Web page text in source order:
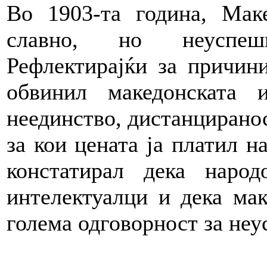
Во 1903-та година,
славно, но
Рефлектирајќи за
обвинил македонската
неединство,
за кои цената ја платил
констатирал дека
интелектуалци и дека
голема одговорност за